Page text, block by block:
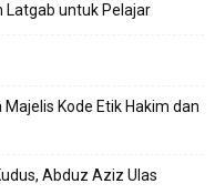
Latgab untuk Pelajar
Kode Etik Hakim dan
Abduz Aziz Ulas